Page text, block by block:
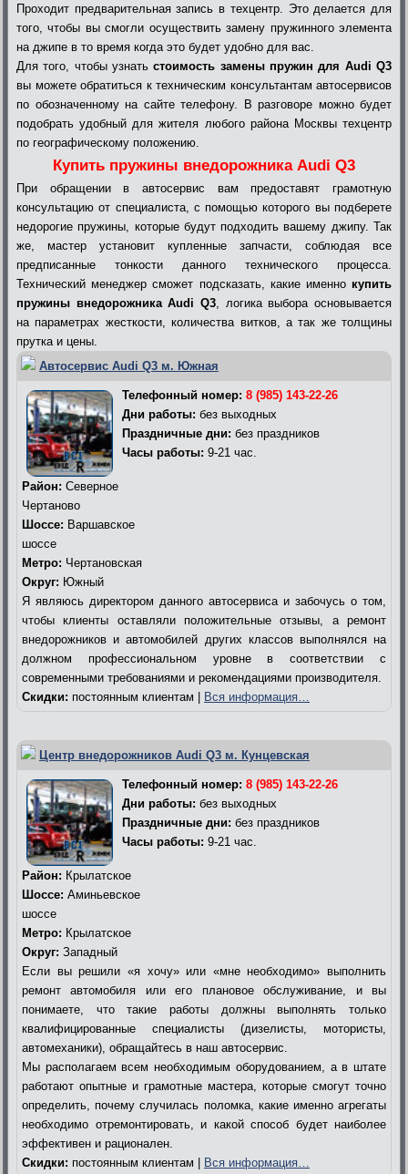
Проходит предварительная запись в техцентр. Это делается для
того, чтобы вы смогли осуществить замену пружинного элемента
на джипе в то время когда это будет удобно для вас.
Для того, чтобы узнатьстоимость замены пружин для Audi Q3
вы можете обратиться к техническим консультантам автосервисов
по обозначенному на сайте телефону. В разговоре можно будет
подобрать удобный для жителя любого района Москвы техцентр
по географическому положению.
Купить пружины внедорожника Audi Q3
При обращении в автосервис вам предоставят грамотную
консультацию от специалиста, с помощью которого вы подберете
недорогие пружины, которые будут подходить вашему джипу. Так
же, мастер установит купленные запчасти, соблюдая все
предписанные тонкости данного технического процесса.
Технический менеджер сможет подсказать, какие именно купить
пружины внедорожника Audi Q3 , логика выбора основывается
на параметрах жесткости, количества витков, а так же толщины
прутка и цены.
Автосервис Audi Q3 м. Южная
Телефонный номер: 8 (985) 143-22-26
Дни работы: без выходных
Праздничные дни: без праздников
Часы работы: 9-21 час.
Район: Северное
Чертаново
Шоссе: Варшавское
шоссе
Метро: Чертановская
Округ: Южный
Я являюсь директором данного автосервиса и забочусь о том,
чтобы клиенты оставляли положительные отзывы, а ремонт
внедорожников и автомобилей других классов выполнялся на
должном профессиональном уровне в соответствии с
современными требованиями и рекомендациями производителя.
Скидки: постоянным клиентам | Вся информация…
Центр внедорожников Audi Q3 м. Кунцевская
Телефонный номер: 8 (985) 143-22-26
Дни работы: без выходных
Праздничные дни: без праздников
Часы работы: 9-21 час.
Район: Крылатское
Шоссе: Аминьевское
шоссе
Метро: Крылатское
Округ: Западный
Если вы решили «я хочу» или «мне необходимо» выполнить
ремонт автомобиля или его плановое обслуживание, и вы
понимаете, что такие работы должны выполнять только
квалифицированные специалисты (дизелисты, мотористы,
автомеханики), обращайтесь в наш автосервис.
Мы располагаем всем необходимым оборудованием, а в штате
работают опытные и грамотные мастера, которые смогут точно
определить, почему случилась поломка, какие именно агрегаты
необходимо отремонтировать, и какой способ будет наиболее
эффективен и рационален.
Скидки: постоянным клиентам | Вся информация…